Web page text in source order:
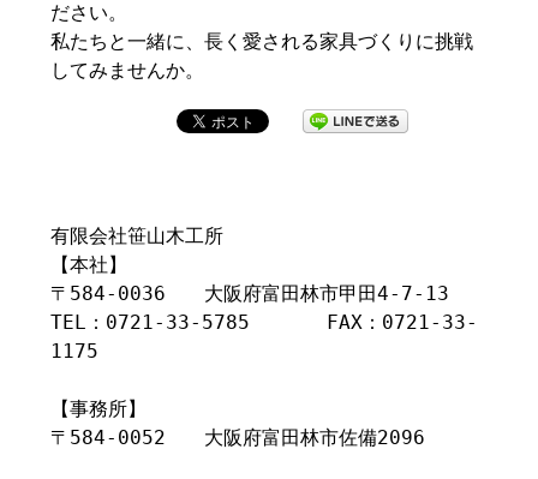
ださい。
私たちと一緒に、長く愛される家具づくりに挑戦
してみませんか。
有限会社笹山木工所
【本社】
〒584-0036 大阪府富田林市甲田4-7-13
TEL：0721-33-5785 FAX：0721-33-
1175
【事務所】
〒584-0052 大阪府富田林市佐備2096